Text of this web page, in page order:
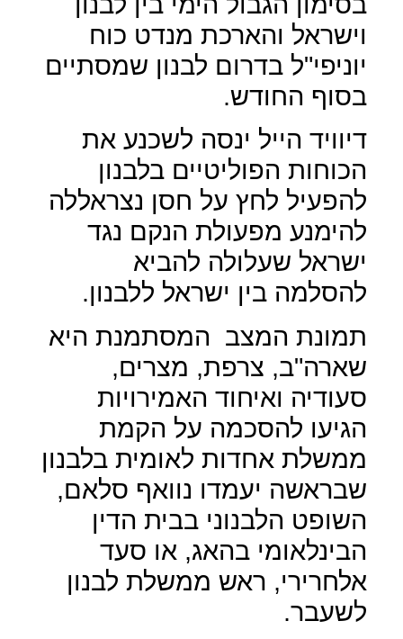
וישראל והארכת מנדט כוח
יוניפי"ל בדרום לבנון שמסתיים
בסוף החודש.
דיוויד הייל ינסה לשכנע את
הכוחות הפוליטיים בלבנון
להפעיל לחץ על חסן נצראללה
להימנע מפעולת הנקם נגד
ישראל שעלולה להביא
להסלמה בין ישראל ללבנון.
תמונת המצב המסתמנת היא
שארה"ב, צרפת, מצרים,
סעודיה ואיחוד האמירויות
הגיעו להסכמה על הקמת
ממשלת אחדות לאומית בלבנון
שבראשה יעמדו נוואף סלאם,
השופט הלבנוני בבית הדין
הבינלאומי בהאג, או סעד
אלחרירי, ראש ממשלת לבנון
לשעבר.